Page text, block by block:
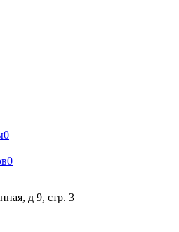
0
0
д 9, стр. 3